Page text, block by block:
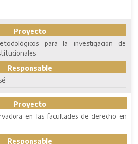
Proyecto
para la investigación de
Responsable
Proyecto
en las facultades de derecho en
Responsable